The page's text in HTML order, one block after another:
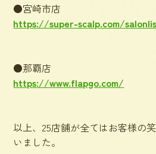
●宮崎市店
https://super-scalp.com/
●那覇店
https://www.flapgo.com/
以上、25店舗が全てはお客様の
いました。